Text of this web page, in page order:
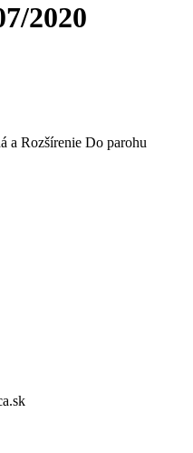
2020
a Rozšírenie Do parohu